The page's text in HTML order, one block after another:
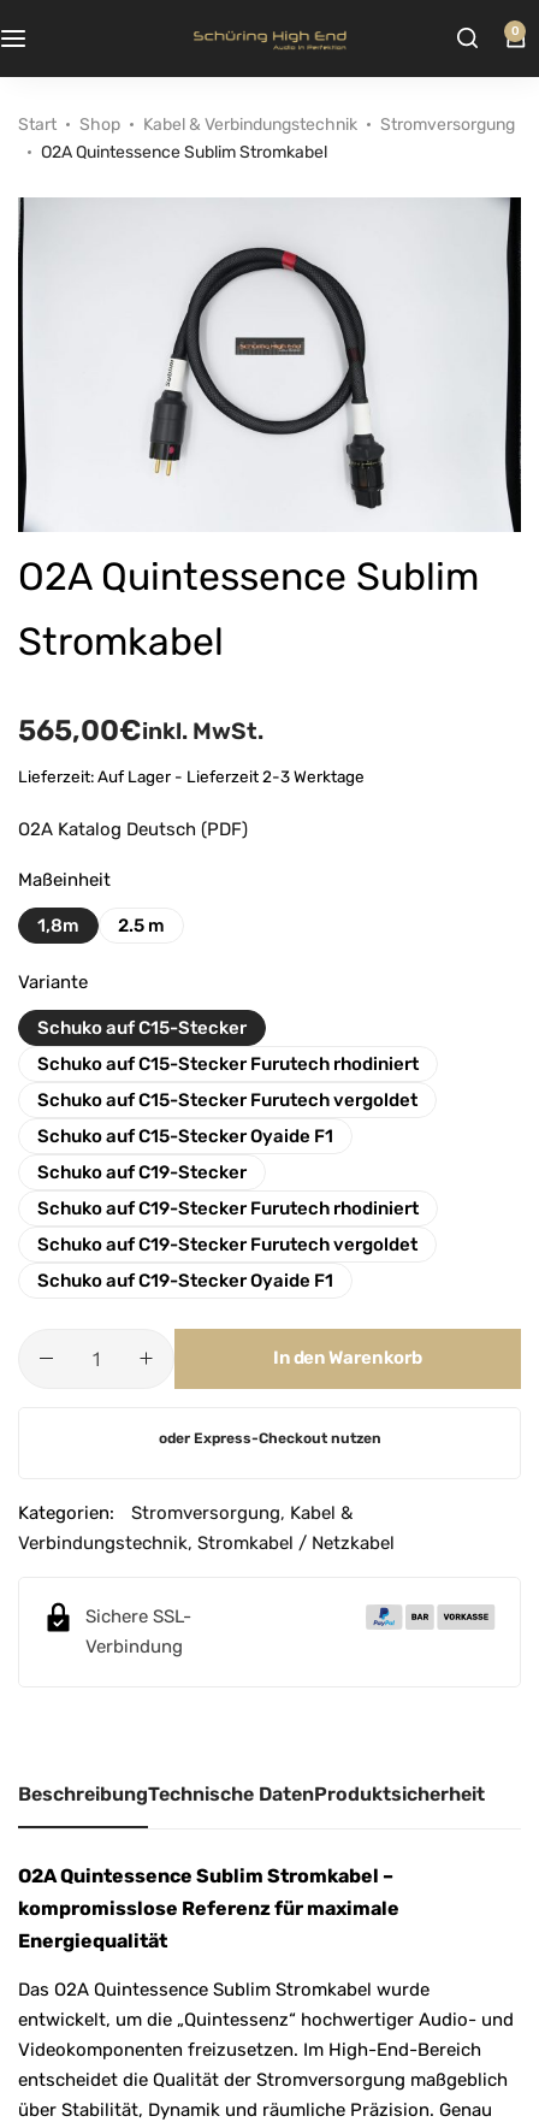
0
Start Shop Kabel & Verbindungstechnik
Stromversorgung
O2A Quintessence Sublim Stromkabel
O2A Quintessence Sublim
Stromkabel
565,00€inkl. MwSt.
Lieferzeit:Auf Lager - Lieferzeit 2-3 Werktage
O2A Katalog Deutsch (PDF)
Maßeinheit
1,8m 2.5 m
Variante
Schuko auf C15-Stecker
Schuko auf C15-Stecker Furutech rhodiniert
Schuko auf C15-Stecker Furutech vergoldet
Schuko auf C15-Stecker Oyaide F1
Schuko auf C19-Stecker
Schuko auf C19-Stecker Furutech rhodiniert
Schuko auf C19-Stecker Furutech vergoldet
Schuko auf C19-Stecker Oyaide F1
In den Warenkorb
e
r
oder Express-Checkout nutzen
Kategorien: Stromversorgung, Kabel &
Verbindungstechnik, Stromkabel / Netzkabel
Sichere SSL-
Verbindung
BeschreibungTechnische DatenProduktsicherheit
O2A Quintessence Sublim Stromkabel –
kompromisslose Referenz für maximale
Energiequalität
Das O2A Quintessence Sublim Stromkabel wurde
entwickelt, um die „Quintessenz“ hochwertiger Audio- und
Videokomponenten freizusetzen. Im High-End-Bereich
entscheidet die Qualität der Stromversorgung maßgeblich
über Stabilität, Dynamik und räumliche Präzision. Genau